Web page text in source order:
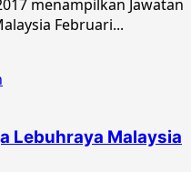
menampilkan Jawatan
Februari...
Lebuhraya Malaysia